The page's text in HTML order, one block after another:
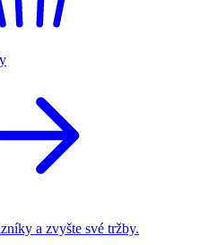
a zvyšte své tržby.